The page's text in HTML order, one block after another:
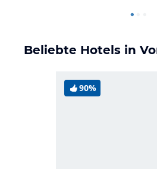
Beliebte Hotels in
90%